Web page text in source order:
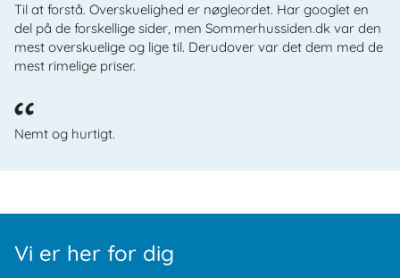
Til at forstå. Overskuelighed er nøgleordet. Har googlet en
del på de forskellige sider, men Sommerhussiden.dk var den
mest overskuelige og lige til. Derudover var det dem med de
mest rimelige priser.
Nemt og hurtigt.
Vi er her for dig